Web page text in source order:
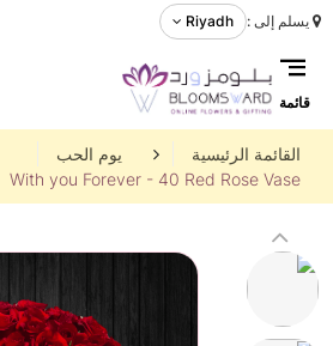
قائمة
يسلم إلى : Riyadh
القائمة الرئيسية
يوم الحب
With you Forever - 40 Red Rose Vase